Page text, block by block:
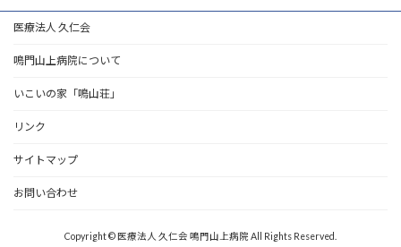
医療法人 久仁会
鳴門山上病院について
いこいの家「鳴山荘」
リンク
サイトマップ
お問い合わせ
Copyright © 医療法人 久仁会 鳴門山上病院 All Rights Reserved.